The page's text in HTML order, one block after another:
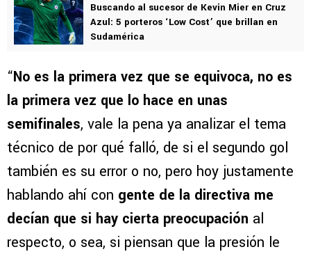
Buscando al sucesor de Kevin Mier en Cruz
Azul: 5 porteros ‘Low Cost’ que brillan en
Sudamérica
“No es la primera vez que se equivoca, no es
la primera vez que lo hace en unas
semifinales, vale la pena ya analizar el tema
técnico de por qué falló, de si el segundo gol
también es su error o no, pero hoy justamente
hablando ahí con gente de la directiva me
decían que si hay cierta preocupación al
respecto, o sea, si piensan que la presión le